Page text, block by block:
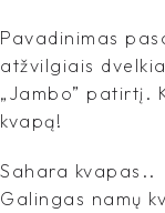
Pavadinimas
atžvilgiais
„Jambo” patirtį.
kvapą!
Sahara kvapas..
Galingas namų